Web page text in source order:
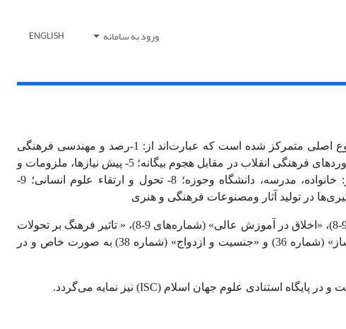
ورود به سامانه ENGLISH
فصلنامه حکمرانی فرهنگ وابسته به دبیرخانه شورای عالی انقلاب فرهنگی از آغاز سال 1387 شروع به کار نموده و بر 11 موضوع اصلی متمرکز شده است که عبارت‌اند از: 1-رصد و مهندسی فرهنگی
کشور؛ 2- آسیب‌شناسی وساماندهی فرهنگ عمومی؛ 3- هنجارها، ارزش‌ها و باورهای معیار و چگونگی تحقق آن؛ 4- حفاظت از دستاوردهای فرهنگی انقلاب در مقابل هجوم بیگانه؛ 5- پیش نیازها، ملزومات و
عوامل مؤثر بر ارتقاء علمی و فرهنگی کشور؛ 6- نقشه جامع علمی کشور؛ 7- تحول و نوسازی نظام آموزش و تربیت کشور: خانواده، مدرسه، دانشگاه وحوزه؛ 8- تحول و ارتقاء علوم انسانی؛ 9-
)، «اخلاق در آموزش عالی» (شماره‌های 9-8)
، « تاثیر فرهنگ بر تحولات
به صورت خاص و در